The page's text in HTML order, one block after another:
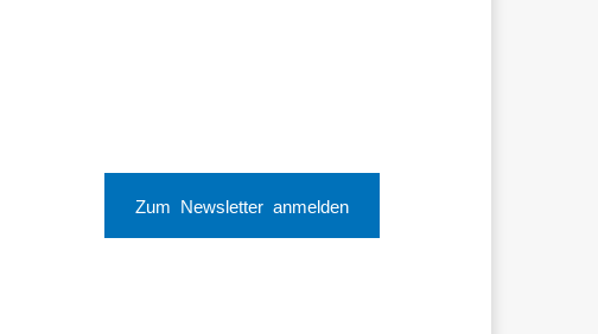
Zum Newsletter anmelden